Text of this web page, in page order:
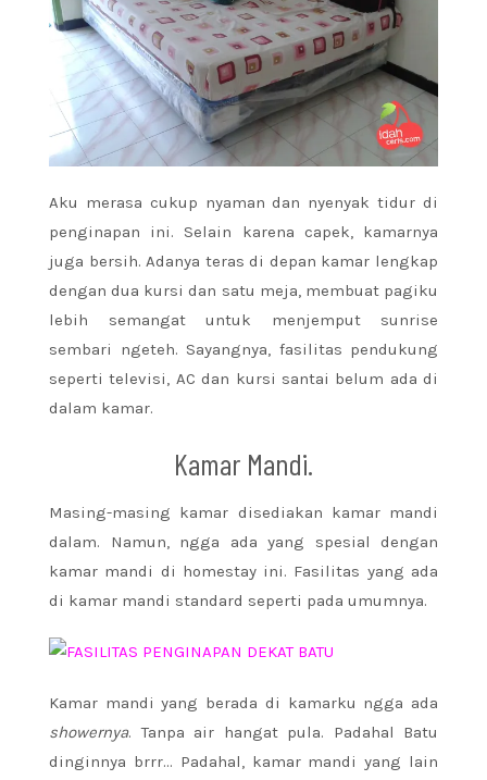
Aku merasa cukup nyaman dan nyenyak tidur di
penginapan ini. Selain karena capek, kamarnya
juga bersih. Adanya teras di depan kamar lengkap
dengan dua kursi dan satu meja, membuat pagiku
lebih semangat untuk menjemput sunrise
sembari ngeteh. Sayangnya, fasilitas pendukung
seperti televisi, AC dan kursi santai belum ada di
dalam kamar.
Kamar Mandi.
Masing-masing kamar disediakan kamar mandi
dalam. Namun, ngga ada yang spesial dengan
kamar mandi di homestay ini. Fasilitas yang ada
di kamar mandi standard seperti pada umumnya.
Kamar mandi yang berada di kamarku ngga ada
showernya. Tanpa air hangat pula. Padahal Batu
dinginnya brrr… Padahal, kamar mandi yang lain